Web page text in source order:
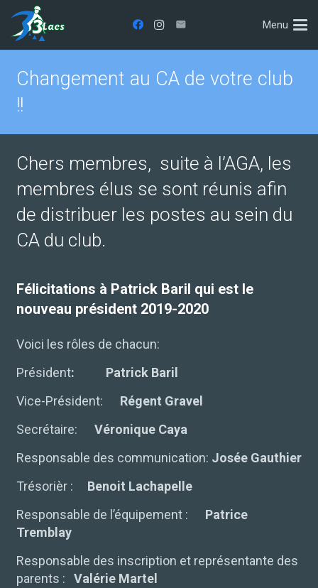
Menu
Changement au CA de votre club
!!
Chers membres, suite à l’AGA, les
membres élus se sont réunis afin
de distribuer les postes au sein du
CA du club.
Félicitations à Patrick Baril qui est le
nouveau président 2019-2020
Voici les rôles de chacun:
Président:
Patrick Baril
Vice-Président:
Régent Gravel
Secrétaire:
Véronique Caya
Responsable des communication: Josée Gauthier
Trésorièr : Benoit Lachapelle
Responsable de l’équipement : Patrice
Tremblay
Responsable des inscription et représentante des
parents : Valérie Martel